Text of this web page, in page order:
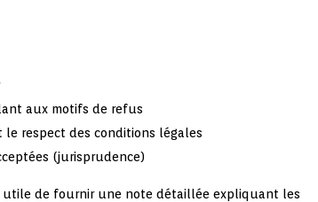
aux motifs de refus
respect des conditions légales
(jurisprudence)
de fournir une note détaillée expliquant les